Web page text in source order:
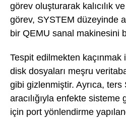
görev oluşturarak kalıcılık
görev, SYSTEM düzeyinde
bir QEMU sanal makinesini
Tespit edilmekten kaçınmak
disk dosyaları meşru
gibi gizlenmiştir. Ayrıca, ters
aracılığıyla enfekte
için port yönlendirme